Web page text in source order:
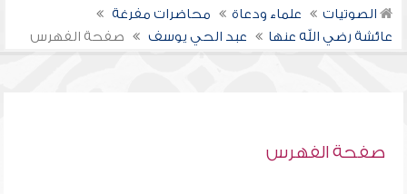
الصوتيات علماء ودعاة
محاضرات مفرغة
عائشة رضي الله عنها
عبد الحي يوسف صفحة الفهرس
صفحة الفهرس